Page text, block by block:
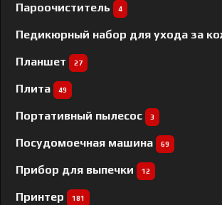
Пароочиститель 4
Педикюрный набор для ухода за
Планшет 27
Плита 49
Портативный пылесос 3
Посудомоечная машина 69
Прибор для выпечки 12
Принтер 181